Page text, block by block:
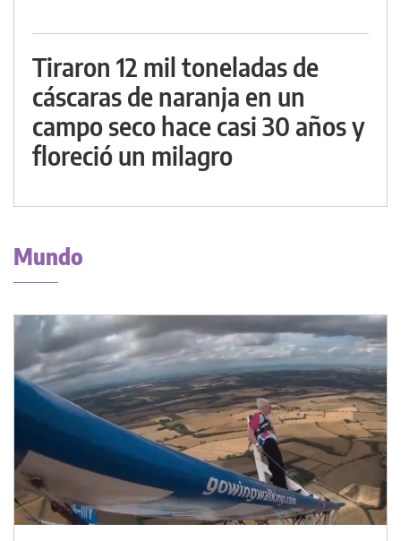
Tiraron 12 mil toneladas de
cáscaras de naranja en un
campo seco hace casi 30 años y
floreció un milagro
Mundo